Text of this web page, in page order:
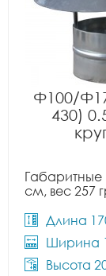
Ф100/
430)
Габаритные
см, вес 257
Длина
Ширина
Высота